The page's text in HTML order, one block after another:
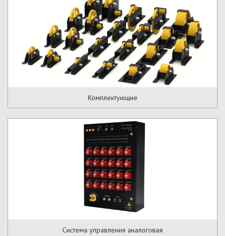
Комплектующие
Система управления аналоговая